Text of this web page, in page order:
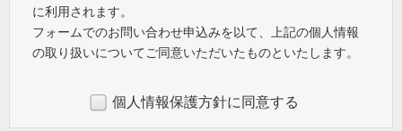
に利用されます。
フォームでのお問い合わせ申込みを以て、上記の個人情報
の取り扱いについてご同意いただいたものといたします。
個人情報保護方針に同意する